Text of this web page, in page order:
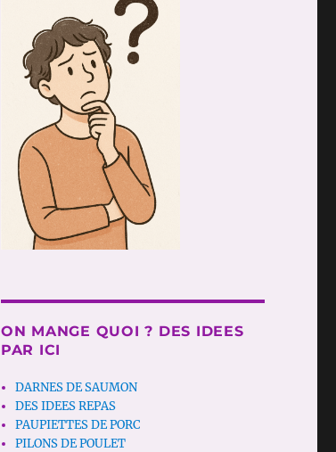
ON MANGE QUOI ? DES IDEES
PAR ICI
DARNES DE SAUMON
DES IDEES REPAS
PAUPIETTES DE PORC
PILONS DE POULET